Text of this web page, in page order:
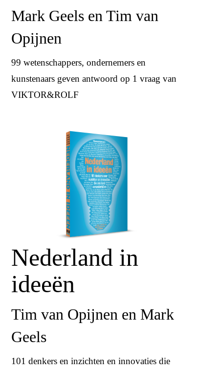
Mark Geels en Tim van
Opijnen
99 wetenschappers, ondernemers en
kunstenaars geven antwoord op 1 vraag van
VIKTOR&ROLF
Nederland in
ideeën
Tim van Opijnen en Mark
Geels
101 denkers en inzichten en innovaties die